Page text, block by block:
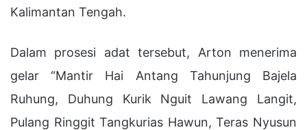
Kalimantan Tengah.
Dalam prosesi adat tersebut, Arton menerima
gelar “Mantir Hai Antang Tahunjung Bajela
Ruhung, Duhung Kurik Nguit Lawang Langit,
Pulang Ringgit Tangkurias Hawun, Teras Nyusun